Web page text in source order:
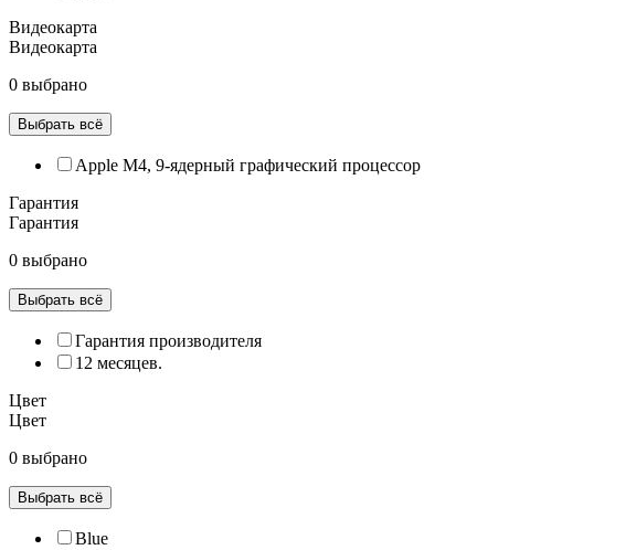
Видеокарта
Видеокарта
0 выбрано
Выбрать всё
Apple M4, 9‑ядерный графический процессор
Гарантия
Гарантия
0 выбрано
Выбрать всё
Гарантия производителя
12 месяцев.
Цвет
Цвет
0 выбрано
Выбрать всё
Blue